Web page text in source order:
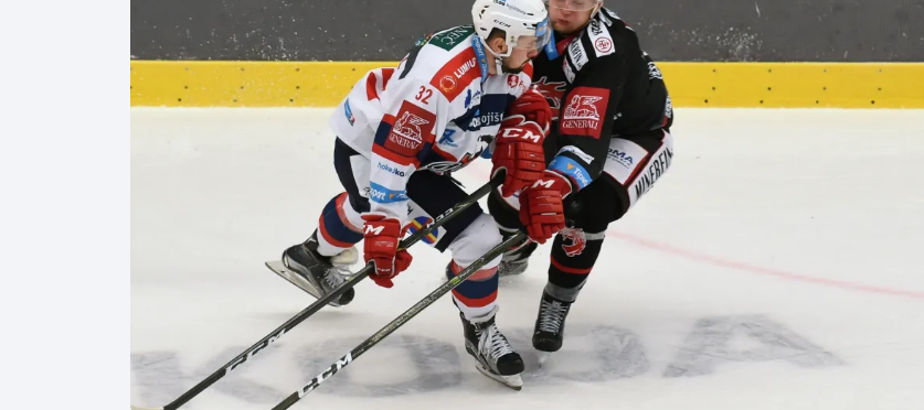
Dostihy
Florbal
Futsal
Golf
Gymnastika
Moderní pětiboj
Motorsport
Olympijské hry
Parasport
Plavání
Plážový volejbal
Veslování
Vodní slalom
Ostatní